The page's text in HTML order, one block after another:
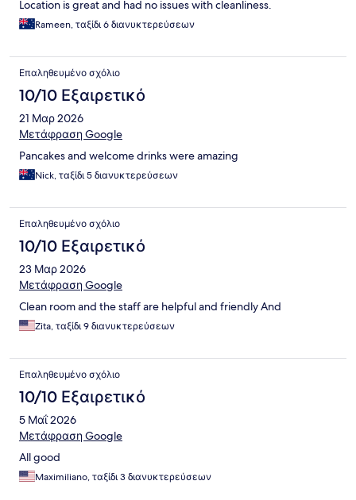
Location is great and had no issues with cleanliness.
Rameen, ταξίδι 6 διανυκτερεύσεων
Επαληθευμένο σχόλιο
10/10 Εξαιρετικό
21 Μαρ 2026
Μετάφραση Google
Pancakes and welcome drinks were amazing
Nick, ταξίδι 5 διανυκτερεύσεων
Επαληθευμένο σχόλιο
10/10 Εξαιρετικό
23 Μαρ 2026
Μετάφραση Google
Clean room and the staff are helpful and friendly And
Zita, ταξίδι 9 διανυκτερεύσεων
Επαληθευμένο σχόλιο
10/10 Εξαιρετικό
5 Μαΐ 2026
Μετάφραση Google
All good
Maximiliano, ταξίδι 3 διανυκτερεύσεων